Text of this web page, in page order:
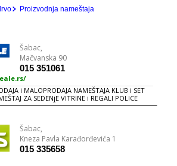
Proizvodnja nameštaja
Šabac,
Mačvanska 90
015 351061
i MALOPRODAJA NAMEŠTAJA KLUB i SET
ZA SEDENjE VITRINE i REGALI POLICE
NAMEŠTAJ - GARNITURE TV POLICE
FIOKARI i NOĆNI ORMARIĆI
KUHINjE TRPEZARIJE PREDSOBLjE
DODACI DUŠECI BAŠTENSKE
Šabac,
Kneza Pavla Karađorđevića 1
015 335658